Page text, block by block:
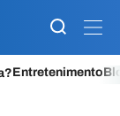
Entretenimento